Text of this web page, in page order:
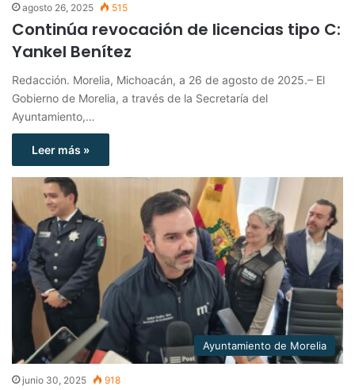
agosto 26, 2025 515
Continúa revocación de licencias tipo C:
Yankel Benítez
Redacción. Morelia, Michoacán, a 26 de agosto de 2025.– El
Gobierno de Morelia, a través de la Secretaría del
Ayuntamiento,…
Leer más »
Ayuntamiento de Morelia
junio 30, 2025 918